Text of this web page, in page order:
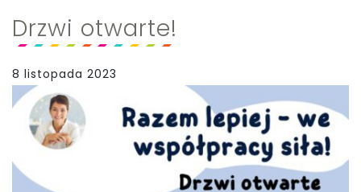
Drzwi otwarte!
8 listopada 2023